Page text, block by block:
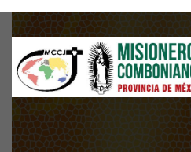
Skip
content